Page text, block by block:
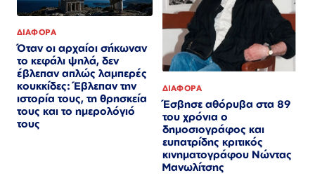
ΔΙΑΦΟΡΑ
Όταν οι αρχαίοι σήκωναν
το κεφάλι ψηλά, δεν
έβλεπαν απλώς λαμπερές
κουκκίδες: Έβλεπαν την
ιστορία τους, τη θρησκεία
τους και το ημερολόγιό
τους
ΔΙΑΦΟΡΑ
Έσβησε αθόρυβα στα 89
του χρόνια ο
δημοσιογράφος και
ευπατρίδης κριτικός
κινηματογράφου Νώντας
Μανωλίτσης